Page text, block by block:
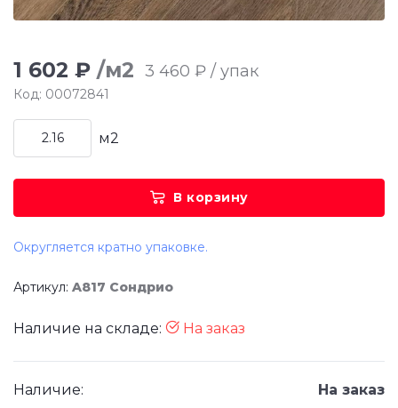
1 602 ₽ /м2 3 460 ₽ / упак
Код: 00072841
м2
В корзину
Округляется кратно упаковке.
Артикул: A817 Сондрио
Наличие на складе: На заказ
Наличие:
На заказ